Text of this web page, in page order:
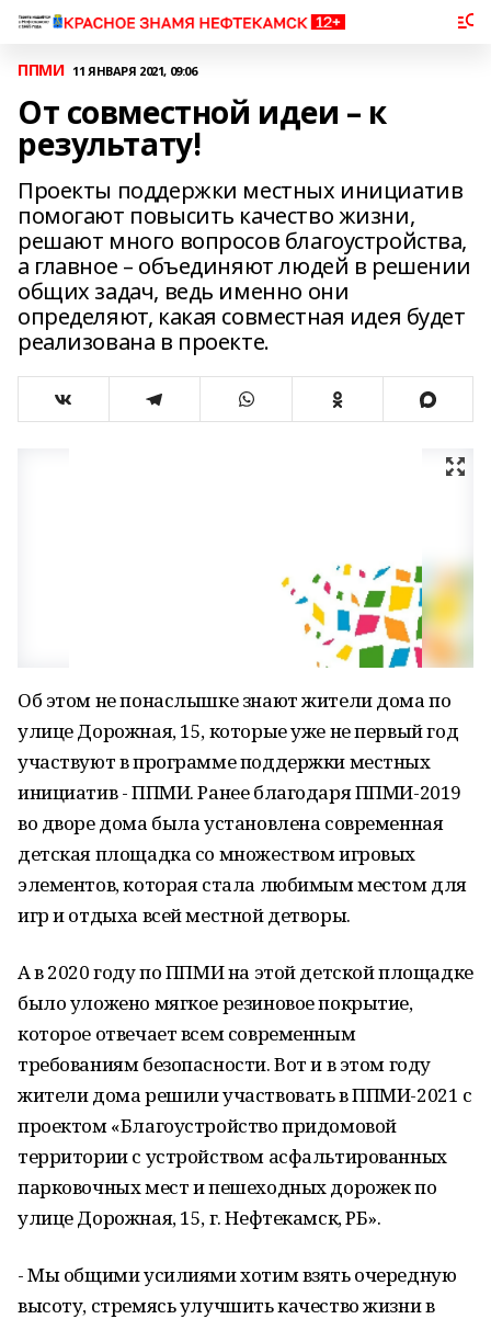
ППМИ 11 ЯНВАРЯ 2021, 09:06
От совместной идеи – к
результату!
Проекты поддержки местных инициатив
помогают повысить качество жизни,
решают много вопросов благоустройства,
а главное – объединяют людей в решении
общих задач, ведь именно они
определяют, какая совместная идея будет
реализована в проекте.
Об этом не понаслышке знают жители дома по
улице Дорожная, 15, которые уже не первый год
участвуют в программе поддержки местных
инициатив - ППМИ. Ранее благодаря ППМИ-2019
во дворе дома была установлена современная
детская площадка со множеством игровых
элементов, которая стала любимым местом для
игр и отдыха всей местной детворы.
А в 2020 году по ППМИ на этой детской площадке
было уложено мягкое резиновое покрытие,
которое отвечает всем современным
требованиям безопасности. Вот и в этом году
жители дома решили участвовать в ППМИ-2021 с
проектом «Благоустройство придомовой
территории с устройством асфальтированных
парковочных мест и пешеходных дорожек по
улице Дорожная, 15, г. Нефтекамск, РБ».
- Мы общими усилиями хотим взять очередную
высоту, стремясь улучшить качество жизни в